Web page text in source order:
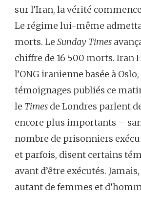
sur l’Iran, la vérité
Le régime lui-même
morts. Le Sunday Times
chiffre de 16 500 morts. Iran
l’ONG iranienne basée à
témoignages publiés ce
le Times de Londres parlent
encore plus importants –
nombre de prisonniers
et parfois, disent certains
avant d’être exécutés.
autant de femmes et